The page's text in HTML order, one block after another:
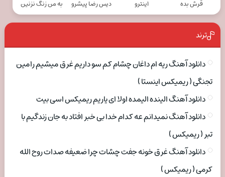
قرش بده
اینترو
دیس رضا پیشرو
به من زنگ نزنین
ترند
دانلود آهنگ ریه ام داغان چشام کم سو داریم غرق میشیم رامین
تجنگی ( ریمیکس اینستا )
دانلود آهنگ الینده الیمده اولا ای یاریم ریمیکس اسی بیت
دانلود آهنگ نمیدانم عه کدام خدا بی خبر افتاد به جان زندگیم با
تبر ( ریمیکس )
دانلود آهنگ غرق خونه جفت چشات چرا ضعیفه صدات روح الله
کرمی ( ریمیکس )